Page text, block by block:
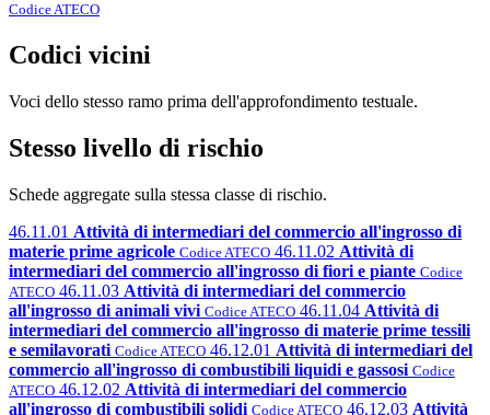
Codice ATECO
Codici vicini
Voci dello stesso ramo prima dell'approfondimento testuale.
Stesso livello di rischio
Schede aggregate sulla stessa classe di rischio.
46.11.01 Attività di intermediari del commercio all'ingrosso di
materie prime agricole Codice ATECO 46.11.02 Attività di
intermediari del commercio all'ingrosso di fiori e piante Codice
ATECO 46.11.03 Attività di intermediari del commercio
all'ingrosso di animali vivi Codice ATECO 46.11.04 Attività di
intermediari del commercio all'ingrosso di materie prime tessili
e semilavorati Codice ATECO 46.12.01 Attività di intermediari del
commercio all'ingrosso di combustibili liquidi e gassosi Codice
ATECO 46.12.02 Attività di intermediari del commercio
all'ingrosso di combustibili solidi Codice ATECO 46.12.03 Attività